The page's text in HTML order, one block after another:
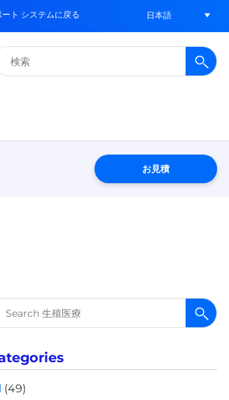
ト システムに戻る 日本語
検
索:
お見積
検
索:
(49)